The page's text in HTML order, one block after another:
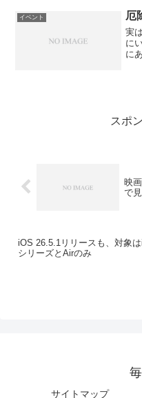
度
業
イベント 厄
実
に
に
スポ
映
で
iOS 26.5.1リリースも、対象
シリーズとAirのみ
サイトマップ